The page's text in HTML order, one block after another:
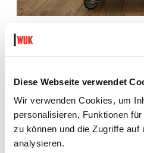
Diese Webseite verwendet
Wir verwenden Cookies, um
personalisieren, Funktionen
zu können und die Zugriffe auf
analysieren.